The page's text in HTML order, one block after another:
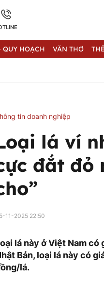
HOẠCH VĂN THƠ
tin doanh nghiệp
lá ví
đắt đỏ
11-2025 22:50
lá này ở Việt Nam
Bản, loại lá này có
lá.